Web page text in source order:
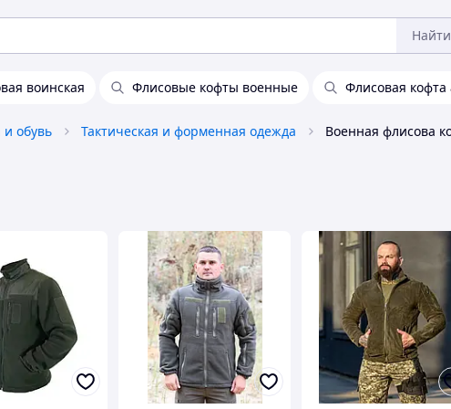
Найти
воинская Флисовые кофты военные Флисовая кофта
и обувь Тактическая и форменная одежда Военная флисова